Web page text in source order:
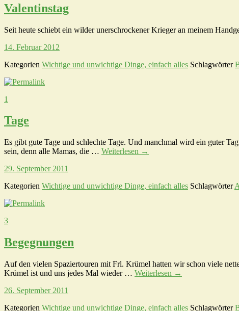
Valentinstag
Seit heute schiebt ein wilder unerschrockener Krieger an meinem
14. Februar 2012
Kategorien Wichtige und unwichtige Dinge, einfach alles Schlagwörter
1
Tage
Es gibt gute Tage und schlechte Tage. Und manchmal wird ein guter
sein, denn alle Mamas, die … Weiterlesen →
29. September 2011
Kategorien Wichtige und unwichtige Dinge, einfach alles Schlagwörter
3
Begegnungen
Auf den vielen Spaziertouren mit Frl. Krümel hatten wir schon viele
Krümel ist und uns jedes Mal wieder … Weiterlesen →
26. September 2011
Kategorien Wichtige und unwichtige Dinge, einfach alles Schlagwörter